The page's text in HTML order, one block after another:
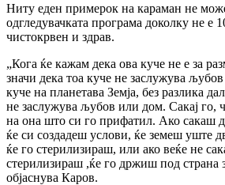
Ниту еден примерок на караман не
одгледувачката програма доколку не е
чистокрвен и здрав.
„Кога ќе кажам дека ова куче не е за
значи дека тоа куче не заслужува
куче на планетава Земја, без разлика
не заслужува љубов или дом. Сакај го,
на она што си го прифатил. Ако сакаш
ќе си создадеш услови, ќе земеш уште
ќе го стерилизираш, или ако веќе не
стерилизираш ,ќе го држиш под страна
објаснува Каров.